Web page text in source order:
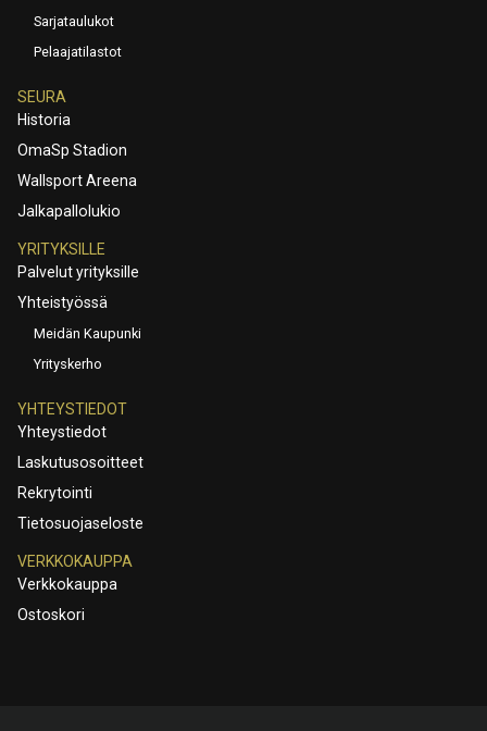
Sarjataulukot
Pelaajatilastot
SEURA
Historia
OmaSp Stadion
Wallsport Areena
Jalkapallolukio
YRITYKSILLE
Palvelut yrityksille
Yhteistyössä
Meidän Kaupunki
Yrityskerho
YHTEYSTIEDOT
Yhteystiedot
Laskutusosoitteet
Rekrytointi
Tietosuojaseloste
VERKKOKAUPPA
Verkkokauppa
Ostoskori